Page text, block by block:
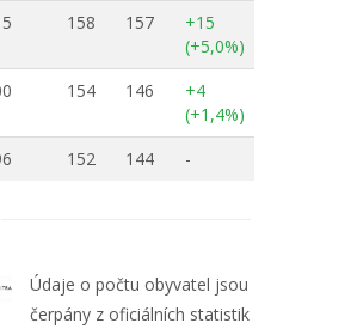
158 157
+15
(+5,0%)
154 146
+4
(+1,4%)
152 144 -
Údaje o počtu obyvatel jsou
čerpány z oficiálních statistik